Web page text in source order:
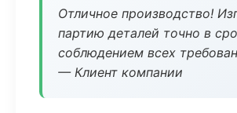
Отличное производство!
партию деталей точно в
соблюдением всех
— Клиент компании